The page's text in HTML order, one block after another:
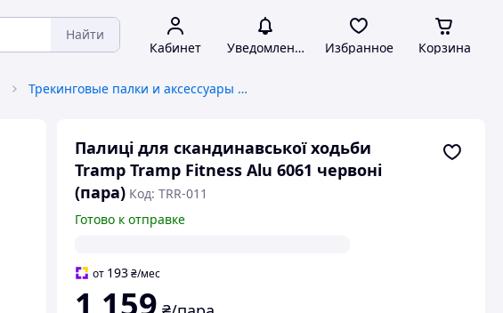
Найти
Кабинет Уведомления Избранное Корзина
Трекинговые палки и аксессуары к ним
Палиці для скандинавської ходьби
Tramp Tramp Fitness Alu 6061 червоні
(пара) Код: TRR-011
Готово к отправке
от 193 ₴/мес